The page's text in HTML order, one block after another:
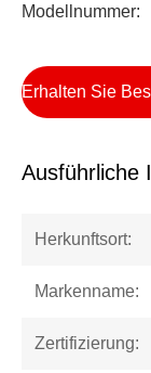
Modellnummer:
Erhalten Sie
Ausführliche
Herkunftsort:
Markenname:
Zertifizierung: